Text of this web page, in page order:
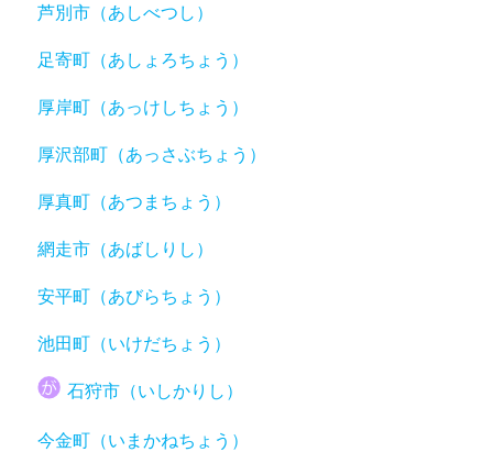
芦別市（あしべつし）
足寄町（あしょろちょう）
厚岸町（あっけしちょう）
厚沢部町（あっさぶちょう）
厚真町（あつまちょう）
網走市（あばしりし）
安平町（あびらちょう）
池田町（いけだちょう）
石狩市（いしかりし）
今金町（いまかねちょう）